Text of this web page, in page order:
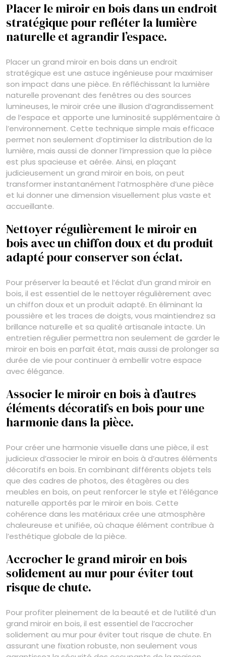
Placer le miroir en bois dans un endroit
stratégique pour refléter la lumière
naturelle et agrandir l’espace.
Placer un grand miroir en bois dans un endroit
stratégique est une astuce ingénieuse pour maximiser
son impact dans une pièce. En réfléchissant la lumière
naturelle provenant des fenêtres ou des sources
lumineuses, le miroir crée une illusion d’agrandissement
de l’espace et apporte une luminosité supplémentaire à
l’environnement. Cette technique simple mais efficace
permet non seulement d’optimiser la distribution de la
lumière, mais aussi de donner l’impression que la pièce
est plus spacieuse et aérée. Ainsi, en plaçant
judicieusement un grand miroir en bois, on peut
transformer instantanément l’atmosphère d’une pièce
et lui donner une dimension visuellement plus vaste et
accueillante.
Nettoyer régulièrement le miroir en
bois avec un chiffon doux et du produit
adapté pour conserver son éclat.
Pour préserver la beauté et l’éclat d’un grand miroir en
bois, il est essentiel de le nettoyer régulièrement avec
un chiffon doux et un produit adapté. En éliminant la
poussière et les traces de doigts, vous maintiendrez sa
brillance naturelle et sa qualité artisanale intacte. Un
entretien régulier permettra non seulement de garder le
miroir en bois en parfait état, mais aussi de prolonger sa
durée de vie pour continuer à embellir votre espace
avec élégance.
Associer le miroir en bois à d’autres
éléments décoratifs en bois pour une
harmonie dans la pièce.
Pour créer une harmonie visuelle dans une pièce, il est
judicieux d’associer le miroir en bois à d’autres éléments
décoratifs en bois. En combinant différents objets tels
que des cadres de photos, des étagères ou des
meubles en bois, on peut renforcer le style et l’élégance
naturelle apportés par le miroir en bois. Cette
cohérence dans les matériaux crée une atmosphère
chaleureuse et unifiée, où chaque élément contribue à
l’esthétique globale de la pièce.
Accrocher le grand miroir en bois
solidement au mur pour éviter tout
risque de chute.
Pour profiter pleinement de la beauté et de l’utilité d’un
grand miroir en bois, il est essentiel de l’accrocher
solidement au mur pour éviter tout risque de chute. En
assurant une fixation robuste, non seulement vous